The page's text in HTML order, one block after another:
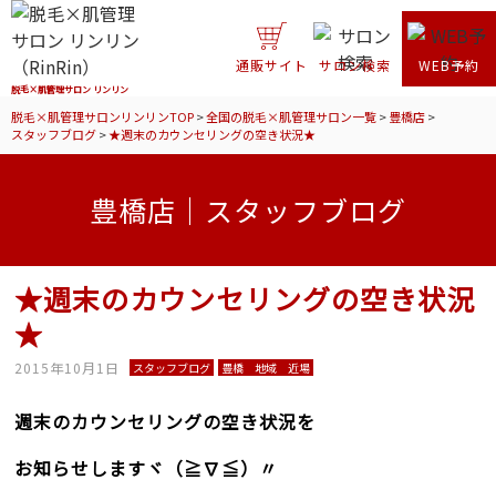
脱毛×肌管理サロン リンリン
通販サイト サロン検索 WEB予約
脱毛×肌管理サロンリンリンTOP>全国の脱毛×肌管理サロン一覧>豊橋店>
スタッフブログ>★週末のカウンセリングの空き状況★
豊橋店｜スタッフブログ
★週末のカウンセリングの空き状況
★
2015年10月1日 スタッフブログ 豊橋 地域 近場
週末のカウンセリングの空き状況を
お知らせしますヾ（≧∇≦）〃